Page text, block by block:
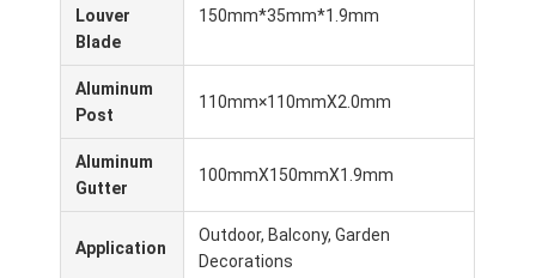
হালকা ডিউটি পারগোল
ইলেকট্রিক সানশ্যাড আউনিং
জিপ ট্র্যাক ব্লাইন্ডস
আপগ্রেড অ্যালুমিনিয়াম লউভার পেরগোলা
Louver
Blade
150mm*35mm*1.9mm
Aluminum
Post
110mm×110mmX2.0mm
Aluminum
Gutter
100mmX150mmX1.9mm
Application
Outdoor, Balcony, Garden
Decorations